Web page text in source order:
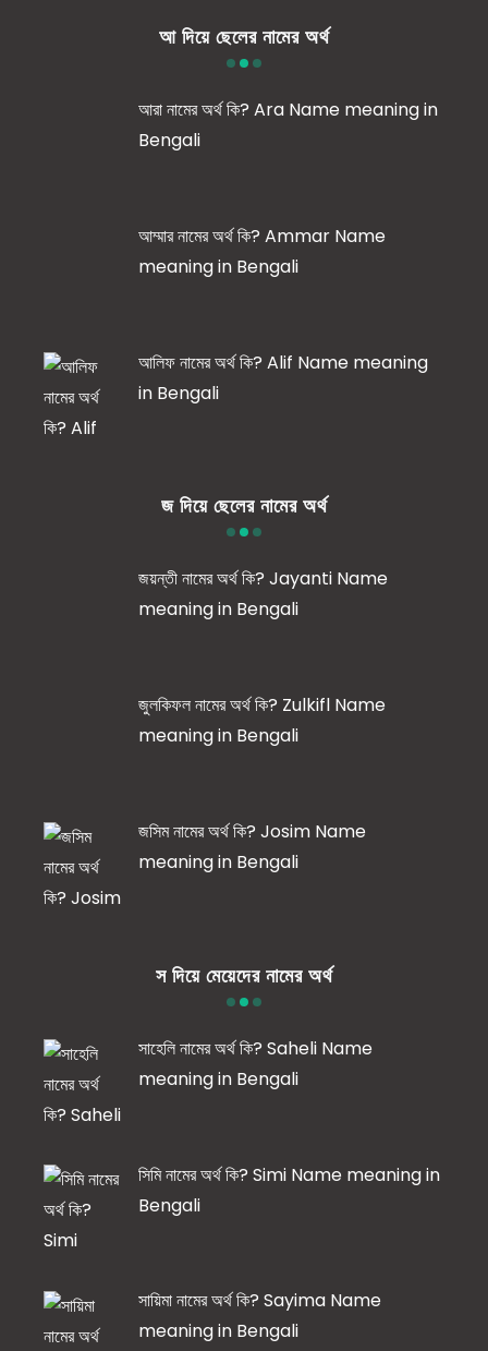
আ দিয়ে ছেলের নামের অর্থ
আরা নামের অর্থ কি? Ara Name meaning in
Bengali
আম্মার নামের অর্থ কি? Ammar Name
meaning in Bengali
আলিফ নামের অর্থ কি? Alif Name meaning
in Bengali
জ দিয়ে ছেলের নামের অর্থ
জয়ন্তী নামের অর্থ কি? Jayanti Name
meaning in Bengali
জুলকিফল নামের অর্থ কি? Zulkifl Name
meaning in Bengali
জসিম নামের অর্থ কি? Josim Name
meaning in Bengali
স দিয়ে মেয়েদের নামের অর্থ
সাহেলি নামের অর্থ কি? Saheli Name
meaning in Bengali
সিমি নামের অর্থ কি? Simi Name meaning in
Bengali
সায়িমা নামের অর্থ কি? Sayima Name
meaning in Bengali